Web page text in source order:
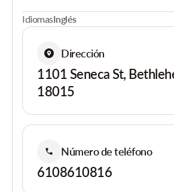
IdiomasInglés
Dirección
1101 Seneca St,
18015
Número de teléfono
6108610816